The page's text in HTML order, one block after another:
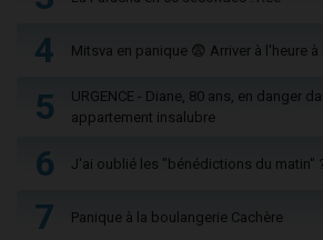
4 Mitsva en panique 😨 Arriver à l'heure à
5
URGENCE - Diane, 80 ans, en danger
appartement insalubre
6 J'ai oublié les "bénédictions du matin"
7 Panique à la boulangerie Cachère